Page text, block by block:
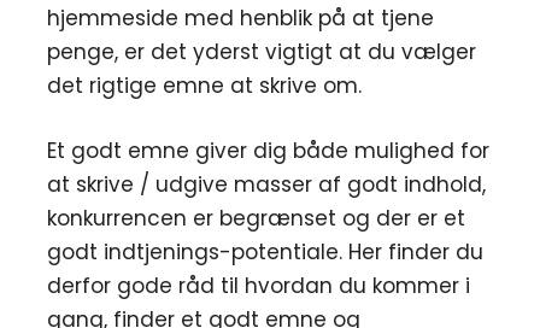
hjemmeside med henblik på at tjene
penge, er det yderst vigtigt at du vælger
det rigtige emne at skrive om.
Et godt emne giver dig både mulighed for
at skrive / udgive masser af godt indhold,
konkurrencen er begrænset og der er et
godt indtjenings-potentiale. Her finder du
derfor gode råd til hvordan du kommer i
gang, finder et godt emne og